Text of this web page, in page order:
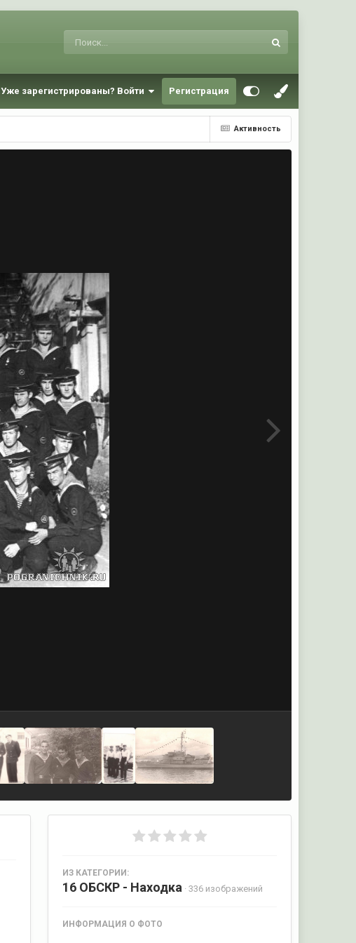
Уже зарегистрированы? Войти Регистрация
Активность
ИЗ КАТЕГОРИИ:
16 ОБСКР - Находка · 336 изображений
ИНФОРМАЦИЯ О ФОТО